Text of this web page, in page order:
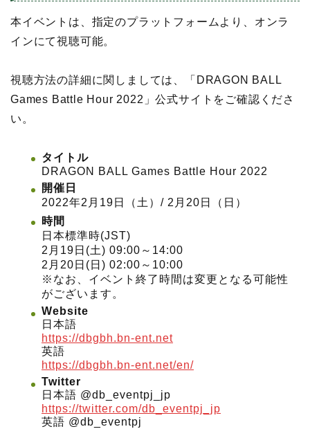
本イベントは、指定のプラットフォームより、オンラ
インにて視聴可能。
視聴方法の詳細に関しましては、「DRAGON BALL
Games Battle Hour 2022」公式サイトをご確認くださ
い。
タイトル
DRAGON BALL Games Battle Hour 2022
開催日
2022年2月19日（土）/ 2月20日（日）
時間
日本標準時(JST)
2月19日(土) 09:00～14:00
2月20日(日) 02:00～10:00
※なお、イベント終了時間は変更となる可能性
がございます。
Website
日本語
https://dbgbh.bn-ent.net
英語
https://dbgbh.bn-ent.net/en/
Twitter
日本語 @db_eventpj_jp
https://twitter.com/db_eventpj_jp
英語 @db_eventpj